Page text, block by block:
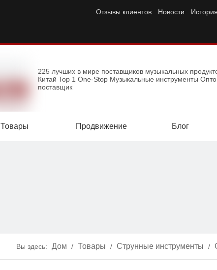
Отзывы клиентов Новости
225 лучших в мире поставщиков музыкальных
Китай Top 1 One-Stop Музыкальные инструменты
поставщик
Товары Продвижение Блог
Вы здесь: Дом / Товары / Струнные инструменты /